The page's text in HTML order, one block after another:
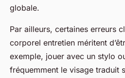
globale.
Par ailleurs, certaines erreurs
corporel entretien méritent
exemple, jouer avec un stylo
fréquemment le visage traduit